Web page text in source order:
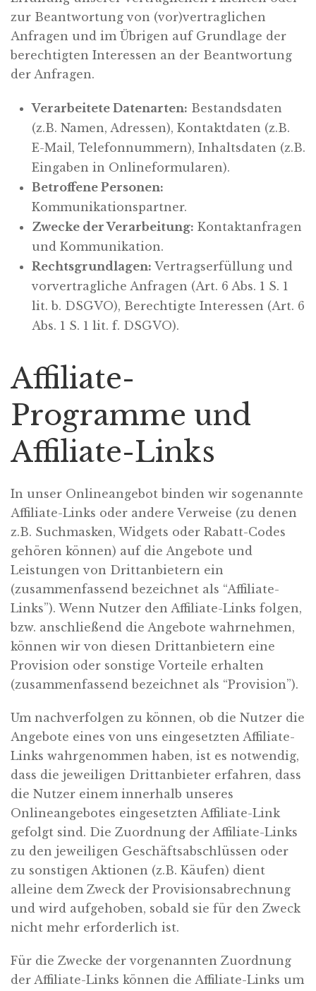
zur Beantwortung von (vor)vertraglichen
Anfragen und im Übrigen auf Grundlage der
berechtigten Interessen an der Beantwortung
der Anfragen.
Verarbeitete Datenarten: Bestandsdaten
(z.B. Namen, Adressen), Kontaktdaten (z.B.
E-Mail, Telefonnummern), Inhaltsdaten (z.B.
Eingaben in Onlineformularen).
Betroffene Personen:
Kommunikationspartner.
Zwecke der Verarbeitung: Kontaktanfragen
und Kommunikation.
Rechtsgrundlagen: Vertragserfüllung und
vorvertragliche Anfragen (Art. 6 Abs. 1 S. 1
lit. b. DSGVO), Berechtigte Interessen (Art. 6
Abs. 1 S. 1 lit. f. DSGVO).
Affiliate-
Programme und
Affiliate-Links
In unser Onlineangebot binden wir sogenannte
Affiliate-Links oder andere Verweise (zu denen
z.B. Suchmasken, Widgets oder Rabatt-Codes
gehören können) auf die Angebote und
Leistungen von Drittanbietern ein
(zusammenfassend bezeichnet als “Affiliate-
Links”). Wenn Nutzer den Affiliate-Links folgen,
bzw. anschließend die Angebote wahrnehmen,
können wir von diesen Drittanbietern eine
Provision oder sonstige Vorteile erhalten
(zusammenfassend bezeichnet als “Provision”).
Um nachverfolgen zu können, ob die Nutzer die
Angebote eines von uns eingesetzten Affiliate-
Links wahrgenommen haben, ist es notwendig,
dass die jeweiligen Drittanbieter erfahren, dass
die Nutzer einem innerhalb unseres
Onlineangebotes eingesetzten Affiliate-Link
gefolgt sind. Die Zuordnung der Affiliate-Links
zu den jeweiligen Geschäftsabschlüssen oder
zu sonstigen Aktionen (z.B. Käufen) dient
alleine dem Zweck der Provisionsabrechnung
und wird aufgehoben, sobald sie für den Zweck
nicht mehr erforderlich ist.
Für die Zwecke der vorgenannten Zuordnung
der Affiliate-Links können die Affiliate-Links um